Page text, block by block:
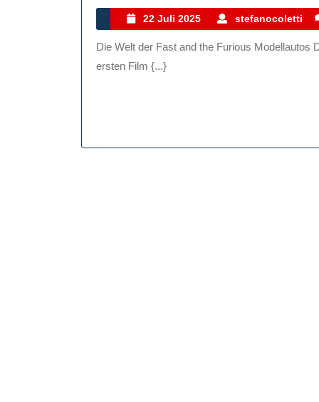
22 Juli 2025
22
Juli
2025
stefanocoletti
Die Welt der Fast and the Furious Modellautos Die Welt der Fast and the Furious Modellautos Seit dem
ersten Film {...}